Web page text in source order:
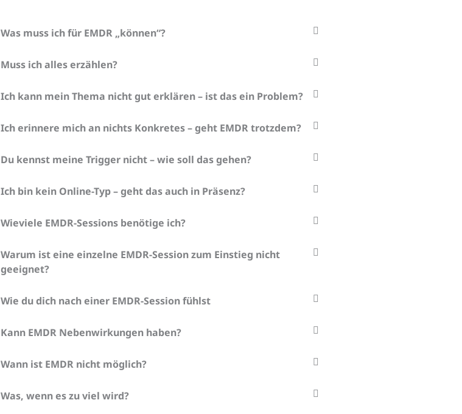
Was muss ich für EMDR „können“?
Muss ich alles erzählen?
Ich kann mein Thema nicht gut erklären – ist das ein Problem?
Ich erinnere mich an nichts Konkretes – geht EMDR trotzdem?
Du kennst meine Trigger nicht – wie soll das gehen?
Ich bin kein Online-Typ – geht das auch in Präsenz?
Wieviele EMDR-Sessions benötige ich?
Warum ist eine einzelne EMDR-Session zum Einstieg nicht
geeignet?
Wie du dich nach einer EMDR-Session fühlst
Kann EMDR Nebenwirkungen haben?
Wann ist EMDR nicht möglich?
Was, wenn es zu viel wird?